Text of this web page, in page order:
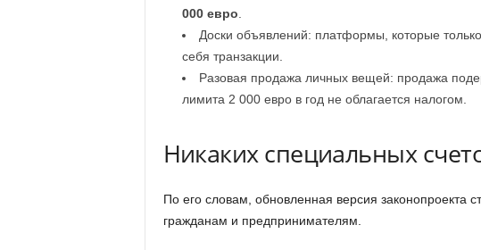
000 евро
Доски объявлений: платформы, которые
себя транзакции.
Разовая продажа личных вещей: продажа
лимита 2 000 евро в год не облагается налогом.
Никаких специальных
По его словам, обновленная версия законопроекта
гражданам и предпринимателям.